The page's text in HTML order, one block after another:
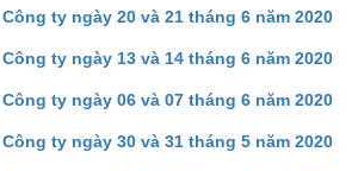
ty ngày 20 và 21 tháng 6 năm 2020
ty ngày 13 và 14 tháng 6 năm 2020
ty ngày 06 và 07 tháng 6 năm 2020
ty ngày 30 và 31 tháng 5 năm 2020